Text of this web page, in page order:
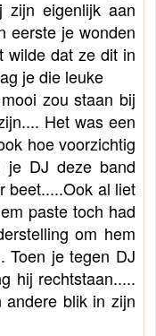
zijn eigenlijk aan
eerste je wonden
wilde dat ze dit in
je die leuke
zou staan bij
Het was een
hoe voorzichtig
je DJ deze band
beet.....Ook al liet
paste toch had
om hem
Toen je tegen DJ
hij rechtstaan.....
blik in zijn